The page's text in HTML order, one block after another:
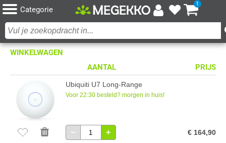
Categorie
1
WINKELWAGEN
AANTAL
PRIJS
Ubiquiti U7 Long-Range
Voor 22:30 besteld? morgen in huis!
− + € 164,90